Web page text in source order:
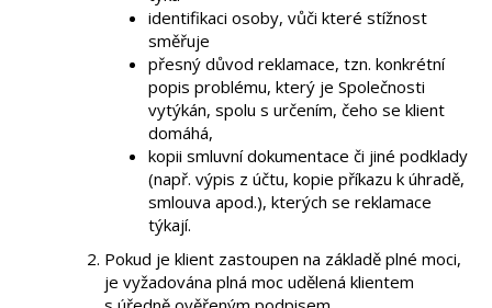
identifikaci osoby, vůči které stížnost
směřuje
přesný důvod reklamace, tzn. konkrétní
popis problému, který je Společnosti
vytýkán, spolu s určením, čeho se klient
domáhá,
kopii smluvní dokumentace či jiné podklady
(např. výpis z účtu, kopie příkazu k úhradě,
smlouva apod.), kterých se reklamace
týkají.
Pokud je klient zastoupen na základě plné moci,
je vyžadována plná moc udělená klientem